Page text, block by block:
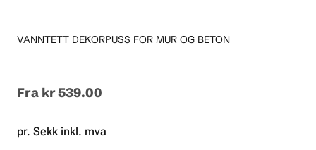
VANNTETT DEKORPUSS FOR MUR OG BETON
Fra kr 539.00
pr. Sekk inkl. mva